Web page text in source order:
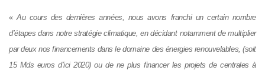
«Au cours des dernières années, nous avons franchi un certain nombre
d’étapes dans notre stratégie climatique, en décidant notamment de multiplier
par deux nos financements dans le domaine des énergies renouvelables, (soit
15 Mds euros d’ici 2020) ou de ne plus financer les projets de centrales à